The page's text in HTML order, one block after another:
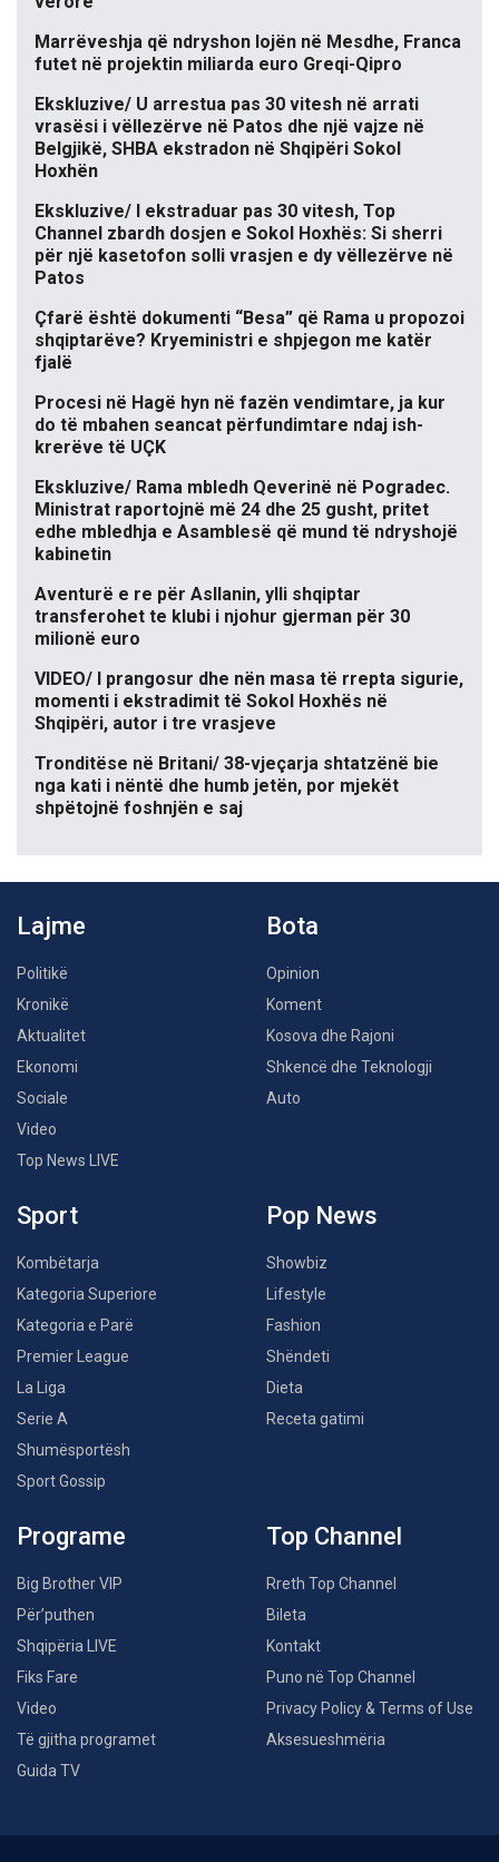
Marrëveshja që ndryshon lojën në Mesdhe, Franca
futet në projektin miliarda euro Greqi-Qipro
Ekskluzive/ U arrestua pas 30 vitesh në arrati
vrasësi i vëllezërve në Patos dhe një vajze në
Belgjikë, SHBA ekstradon në Shqipëri Sokol
Hoxhën
Ekskluzive/ I ekstraduar pas 30 vitesh, Top
Channel zbardh dosjen e Sokol Hoxhës: Si sherri
për një kasetofon solli vrasjen e dy vëllezërve në
Patos
Çfarë është dokumenti “Besa” që Rama u propozoi
shqiptarëve? Kryeministri e shpjegon me katër
fjalë
Procesi në Hagë hyn në fazën vendimtare, ja kur
do të mbahen seancat përfundimtare ndaj ish-
krerëve të UÇK
Ekskluzive/ Rama mbledh Qeverinë në Pogradec.
Ministrat raportojnë më 24 dhe 25 gusht, pritet
edhe mbledhja e Asamblesë që mund të ndryshojë
kabinetin
Aventurë e re për Asllanin, ylli shqiptar
transferohet te klubi i njohur gjerman për 30
milionë euro
VIDEO/ I prangosur dhe nën masa të rrepta sigurie,
momenti i ekstradimit të Sokol Hoxhës në
Shqipëri, autor i tre vrasjeve
Tronditëse në Britani/ 38-vjeçarja shtatzënë bie
nga kati i nëntë dhe humb jetën, por mjekët
shpëtojnë foshnjën e saj
Lajme
Politikë
Kronikë
Aktualitet
Ekonomi
Sociale
Video
Top News LIVE
Bota
Opinion
Koment
Kosova dhe Rajoni
Shkencë dhe Teknologji
Auto
Sport
Kombëtarja
Kategoria Superiore
Kategoria e Parë
Premier League
La Liga
Serie A
Shumësportësh
Sport Gossip
Pop News
Showbiz
Lifestyle
Fashion
Shëndeti
Dieta
Receta gatimi
Programe
Big Brother VIP
Për’puthen
Shqipëria LIVE
Fiks Fare
Video
Të gjitha programet
Guida TV
Top Channel
Rreth Top Channel
Bileta
Kontakt
Puno në Top Channel
Privacy Policy & Terms of Use
Aksesueshmëria